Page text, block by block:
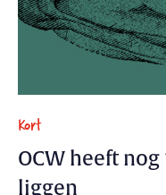
Kort
OCW heeft
liggen